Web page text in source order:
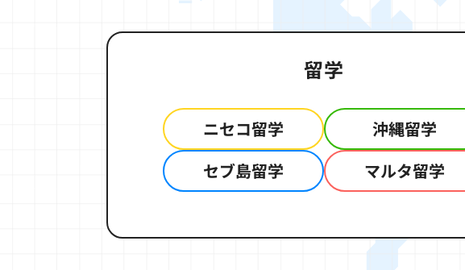
留学
ニセコ留学
沖縄留学
セブ島留学
マルタ留学